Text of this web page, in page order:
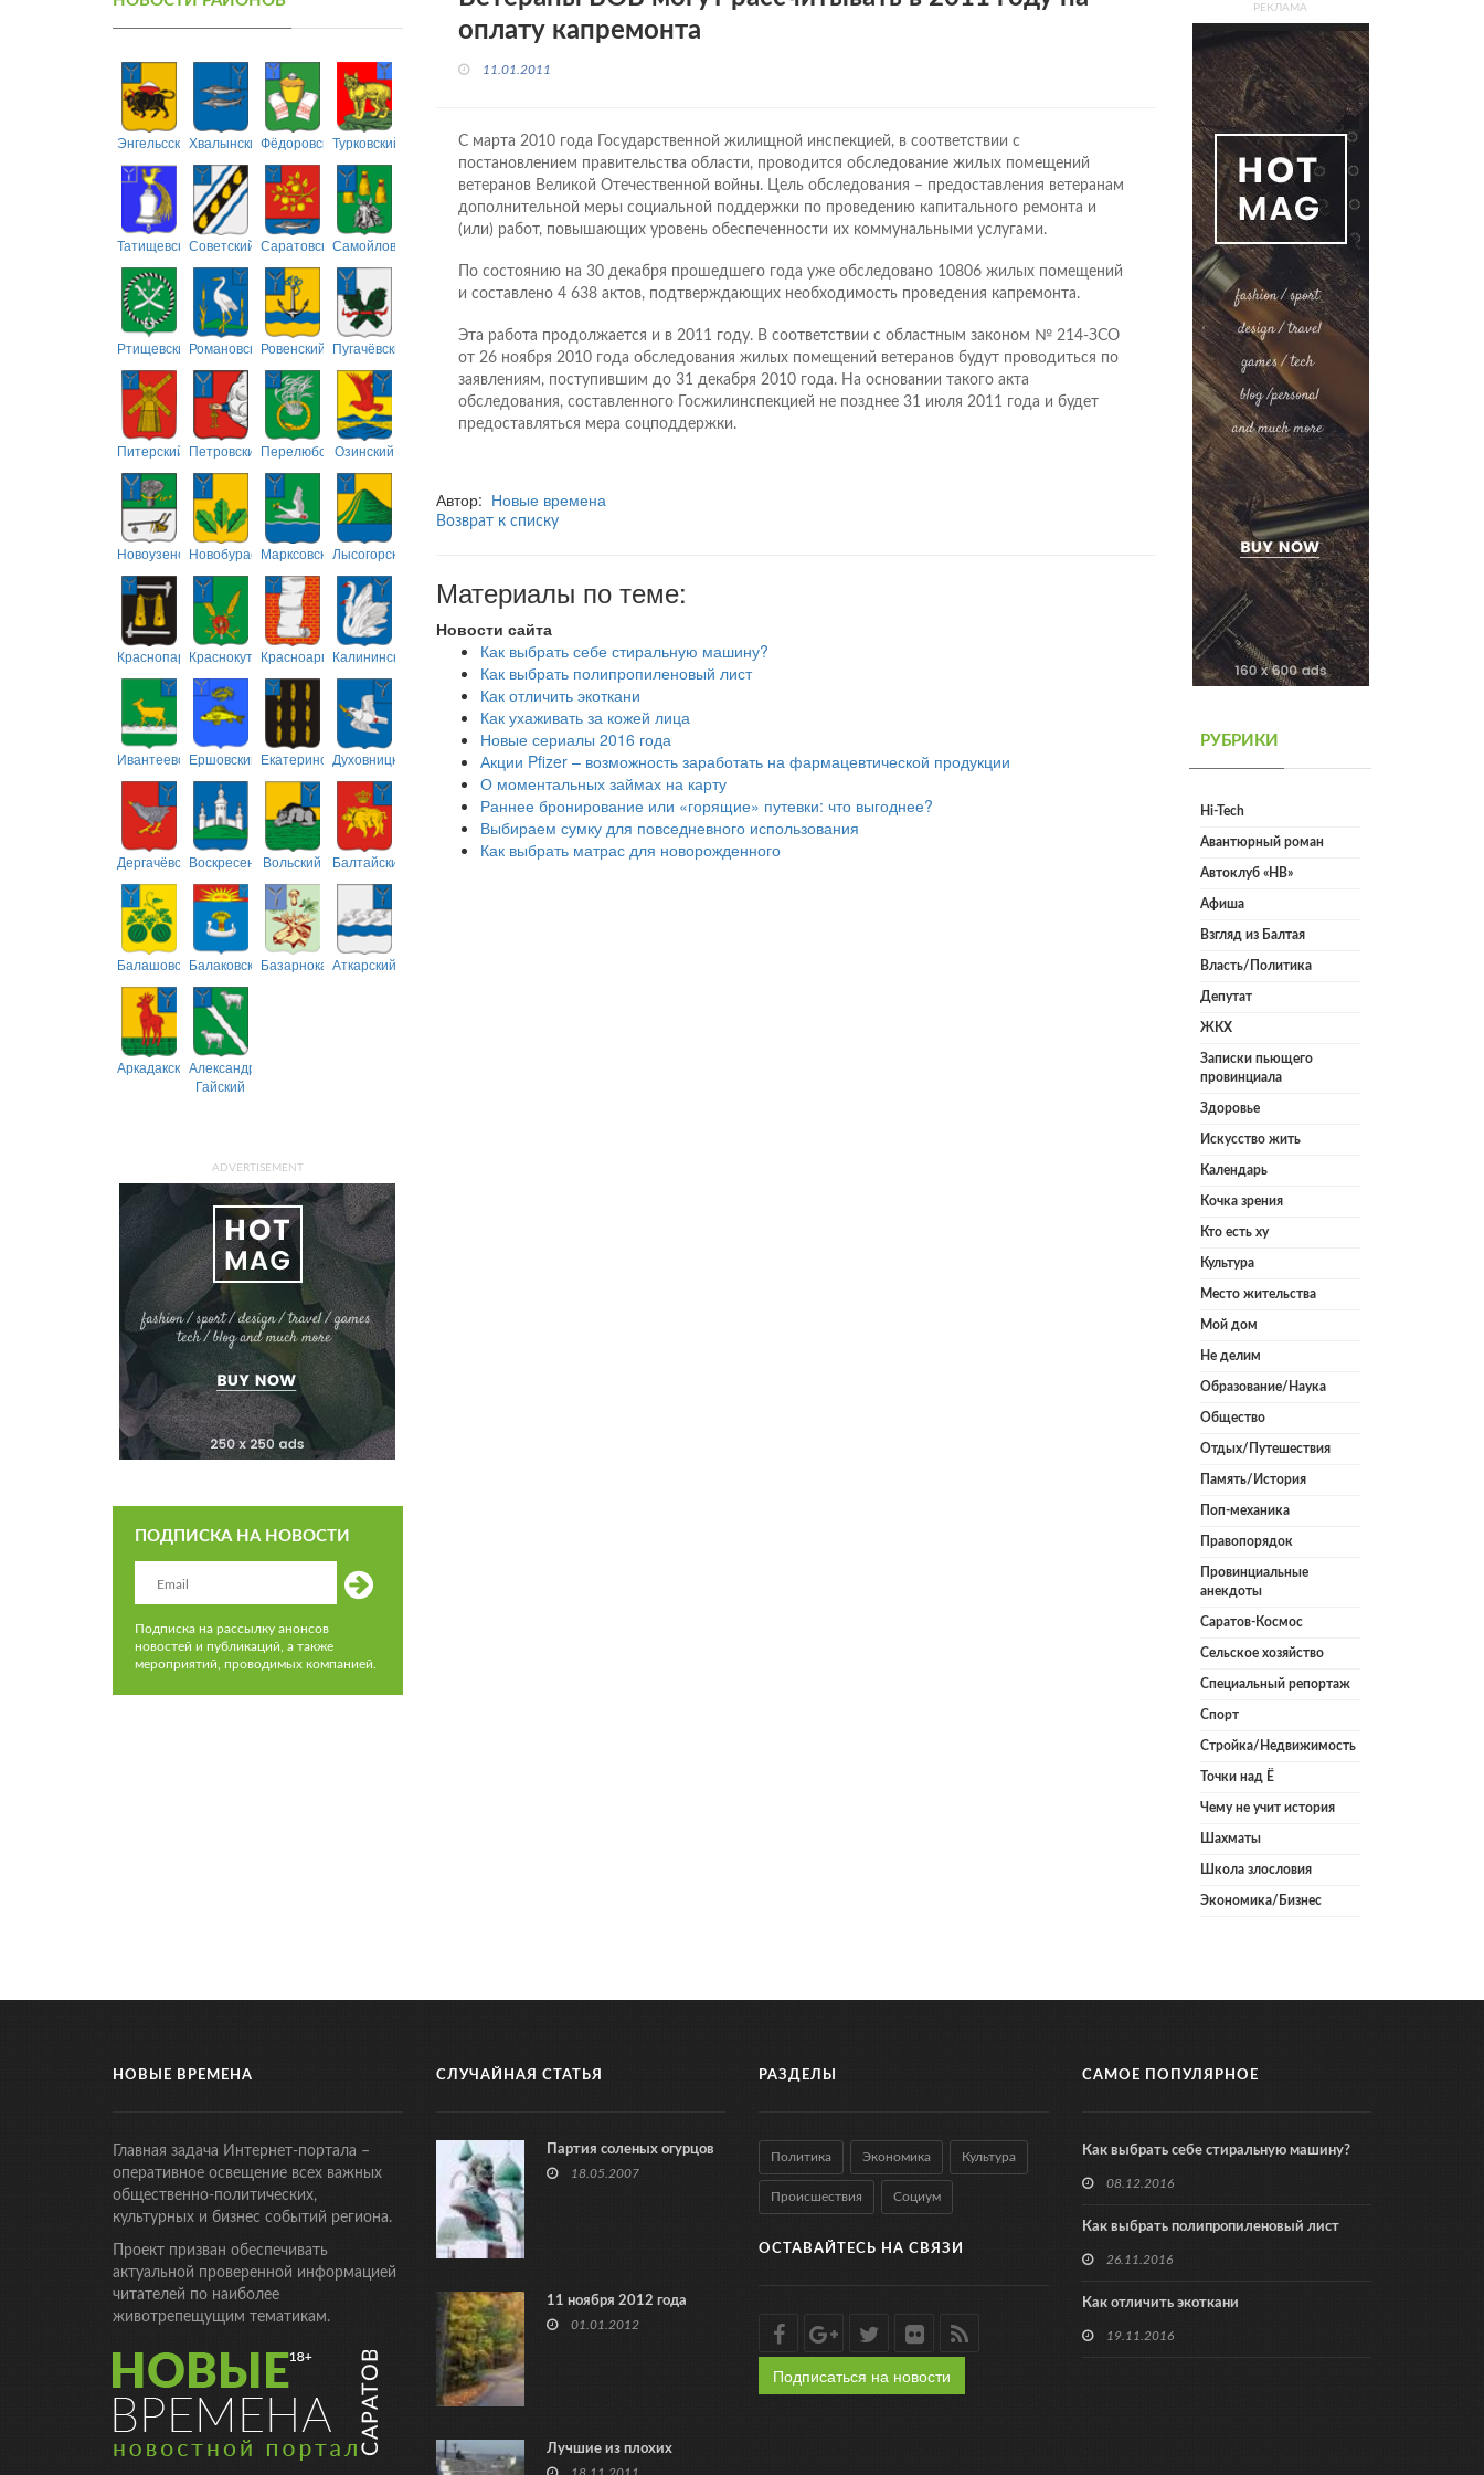
ЭнгельсскийХвалынскийФёдоровскийТурковский
ТатищевскийСоветский СаратовскийСамойловский
РтищевскийРомановскийРовенский Пугачёвский
Питерский ПетровскийПерелюбскийОзинский
НовоузенскийНовобурасскийМарксовскийЛысогорский
Краснопартизанский
КраснокутскийКрасноармейский
Калининский
ИвантеевскийЕршовский ЕкатериновскийДуховницкий
ДергачёвскийВоскресенскийВольский Балтайский
БалашовскийБалаковскийБазарнокарабулакский
Аткарский
АркадакскийАлександрово-
Гайский
ADVERTISEMENT
ПОДПИСКА НА НОВОСТИ
Подписка на рассылку анонсов
новостей и публикаций, а также
мероприятий, проводимых компанией.
оплату капремонта
11.01.2011
С марта 2010 года Государственной жилищной инспекцией, в соответствии с
постановлением правительства области, проводится обследование жилых помещений
ветеранов Великой Отечественной войны. Цель обследования – предоставления ветеранам
дополнительной меры социальной поддержки по проведению капитального ремонта и
(или) работ, повышающих уровень обеспеченности их коммунальными услугами.
По состоянию на 30 декабря прошедшего года уже обследовано 10806 жилых помещений
и составлено 4 638 актов, подтверждающих необходимость проведения капремонта.
Эта работа продолжается и в 2011 году. В соответствии с областным законом № 214-ЗСО
от 26 ноября 2010 года обследования жилых помещений ветеранов будут проводиться по
заявлениям, поступившим до 31 декабря 2010 года. На основании такого акта
обследования, составленного Госжилинспекцией не позднее 31 июля 2011 года и будет
предоставляться мера соцподдержки.
Автор: Новые времена
Возврат к списку
Материалы по теме:
Новости сайта
Как выбрать себе стиральную машину?
Как выбрать полипропиленовый лист
Как отличить экоткани
Как ухаживать за кожей лица
Новые сериалы 2016 года
Акции Pfizer – возможность заработать на фармацевтической продукции
О моментальных займах на карту
Раннее бронирование или «горящие» путевки: что выгоднее?
Выбираем сумку для повседневного использования
Как выбрать матрас для новорожденного
РЕКЛАМА
РУБРИКИ
Hi-Tech
Авантюрный роман
Автоклуб «НВ»
Афиша
Взгляд из Балтая
Власть/Политика
Депутат
ЖКХ
Записки пьющего
провинциала
Здоровье
Искусство жить
Календарь
Кочка зрения
Кто есть ху
Культура
Место жительства
Мой дом
Не делим
Образование/Наука
Общество
Отдых/Путешествия
Память/История
Поп-механика
Правопорядок
Провинциальные
анекдоты
Саратов-Космос
Сельское хозяйство
Специальный репортаж
Спорт
Стройка/Недвижимость
Точки над Ё
Чему не учит история
Шахматы
Школа злословия
Экономика/Бизнес
НОВЫЕ ВРЕМЕНА
Главная задача Интернет-портала –
оперативное освещение всех важных
общественно-политических,
культурных и бизнес событий региона.
Проект призван обеспечивать
актуальной проверенной информацией
читателей по наиболее
животрепещущим тематикам.
СЛУЧАЙНАЯ СТАТЬЯ
Партия соленых огурцов
18.05.2007
11 ноября 2012 года
01.01.2012
Лучшие из плохих
РАЗДЕЛЫ
Политика Экономика Культура
Происшествия Социум
ОСТАВАЙТЕСЬ НА СВЯЗИ
Подписаться на новости
САМОЕ ПОПУЛЯРНОЕ
Как выбрать себе стиральную машину?
08.12.2016
Как выбрать полипропиленовый лист
26.11.2016
Как отличить экоткани
19.11.2016